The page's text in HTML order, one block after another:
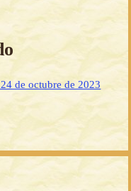
de octubre de 2023